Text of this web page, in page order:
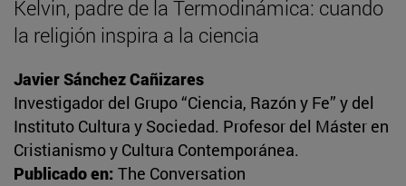
Kelvin, padre de la Termodinámica: cuando
la religión inspira a la ciencia
Javier Sánchez Cañizares
Investigador del Grupo “Ciencia, Razón y Fe” y del
Instituto Cultura y Sociedad. Profesor del Máster en
Cristianismo y Cultura Contemporánea.
Publicado en: The Conversation